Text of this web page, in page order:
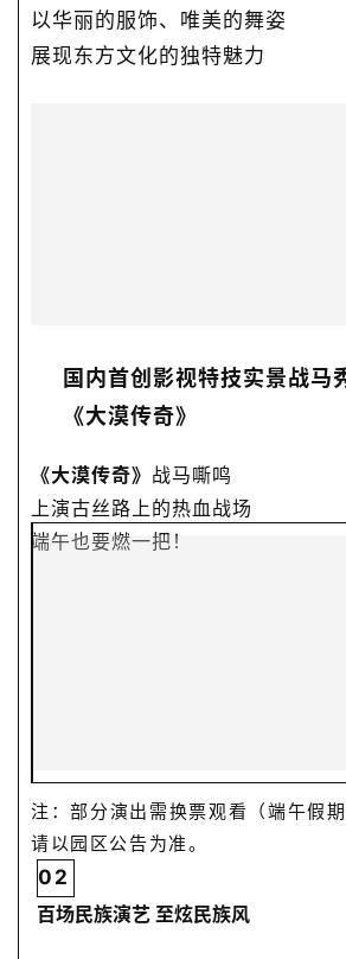
以华丽的服饰、唯美的舞姿
展现东方文化的独特魅力
国内首创影视特技实景战马
《大漠传奇》
《大漠传奇》 战马嘶鸣
上演古丝路上的热血战场
端午也要燃一把！
注：部分演出需换票观看（端午假期
请以园区公告为准。
02
百场民族演艺 至炫民族风